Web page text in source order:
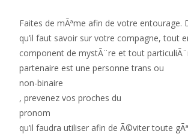
Faites de mÃªme afin de votre entourage.
qu’il faut savoir sur votre compagne, tout
component de mystÃ¨re et tout
partenaire est une personne trans ou
non-binaire
, prevenez vos proches du
pronom
qu’il faudra utiliser afin de Ã©viter toute